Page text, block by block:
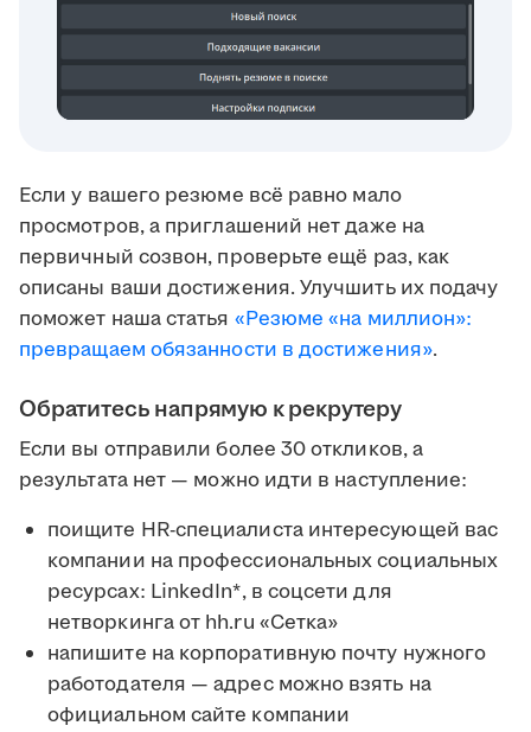
Если у вашего резюме всё равно мало
просмотров, а приглашений нет даже на
первичный созвон, проверьте ещё раз, как
описаны ваши достижения. Улучшить их подачу
поможет наша статья «Резюме «на миллион»:
превращаем обязанности в достижения».
Обратитесь напрямую к рекрутеру
Если вы отправили более 30 откликов, а
результата нет — можно идти в наступление:
поищите HR-специалиста интересующей вас
компании на профессиональных социальных
ресурсах: LinkedIn*, в соцсети для
нетворкинга от hh.ru «Сетка»
напишите на корпоративную почту нужного
работодателя — адрес можно взять на
официальном сайте компании